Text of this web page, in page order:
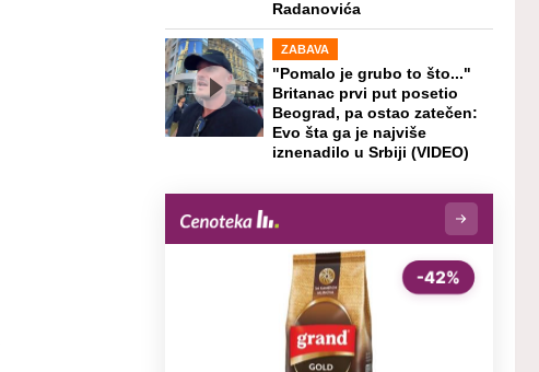
Radanovića
ZABAVA
"Pomalo je grubo to što..."
Britanac prvi put posetio
Beograd, pa ostao zatečen:
Evo šta ga je najviše
iznenadilo u Srbiji (VIDEO)